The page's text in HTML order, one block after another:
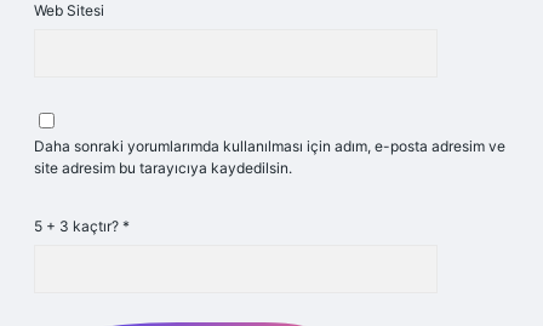
Web Sitesi
Daha sonraki yorumlarımda kullanılması için adım, e-posta adresim ve
site adresim bu tarayıcıya kaydedilsin.
5 + 3 kaçtır? *